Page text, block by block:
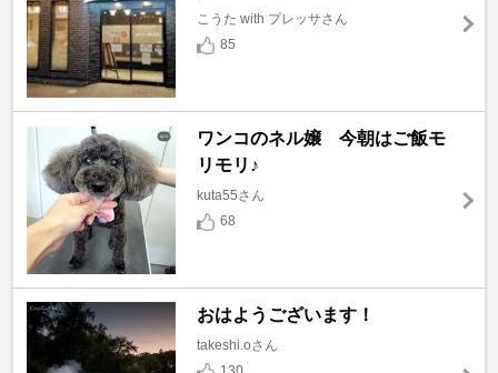
こうた with プレッサさん
85
ワンコのネル嬢 今朝はご飯モ
リモリ♪
kuta55さん
68
おはようございます！
takeshi.oさん